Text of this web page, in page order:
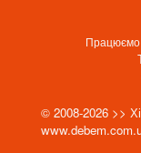
Працюємо
© 2008-2026 >>